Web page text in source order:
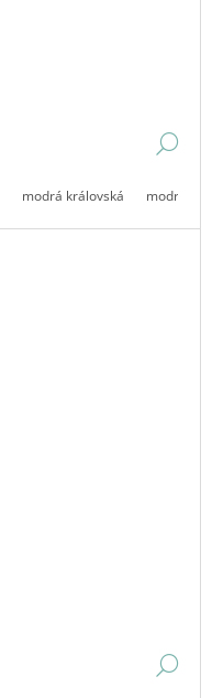
modrá královská modrá